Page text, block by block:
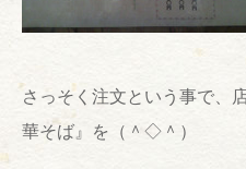
さっそく注文という事で、
華そば』を（＾◇＾）